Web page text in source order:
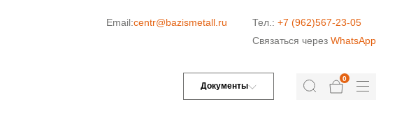
Email:centr@bazismetall.ru Тел.: +7 (962)567-23-05
Связаться через WhatsApp
Документы
0